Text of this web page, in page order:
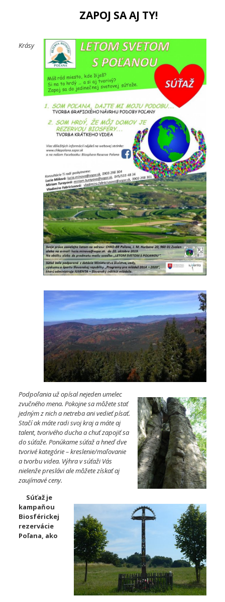
ZAPOJ SA AJ TY!
Krásy
Podpoľania už opísal nejeden umelec
zvučného mena. Pokojne sa môžete stať
jedným z nich a netreba ani vedieť písať.
Stačí ak máte radi svoj kraj a máte aj
talent, tvorivého ducha a chuť zapojiť sa
do súťaže. Ponúkame súťaž a hneď dve
tvorivé kategórie – kreslenie/maľovanie
a tvorbu videa. Výhra v súťaži Vás
nielenže preslávi ale môžete získať aj
zaujímavé ceny.
Súťaž je
kampaňou
Biosférickej
rezervácie
Poľana, ako